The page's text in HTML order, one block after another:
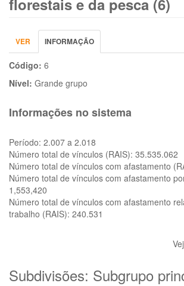
florestais e da pesca (6)
Abas
primárias
VER INFORMAÇÃO
ATIVA)
Código: 6
Nível: Grande grupo
Informações no sistema
Período: 2.007 a 2.018
Número total de vínculos (RAIS): 35.535.062
Número total de vínculos com afastamento
Número total de vínculos com afastamento
1,553,420
Número total de vínculos com afastamento
trabalho (RAIS): 240.531
Subdivisões: Subgrupo